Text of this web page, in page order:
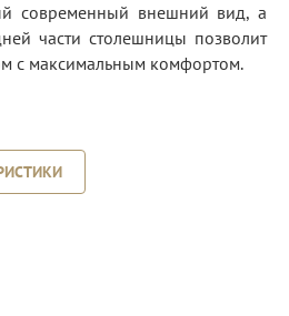
современный внешний вид, а
части столешницы позволит
с максимальным комфортом.